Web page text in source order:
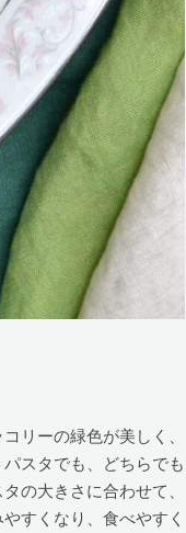
リーの緑色が美しく、
スタでも、どちらでも
の大きさに合わせて、
すくなり、食べやすく